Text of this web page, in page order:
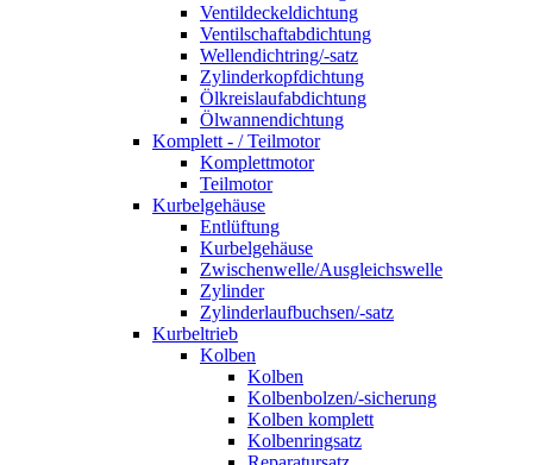
Ventildeckeldichtung
Ventilschaftabdichtung
Wellendichtring/-satz
Zylinderkopfdichtung
Ölkreislaufabdichtung
Ölwannendichtung
Komplett - / Teilmotor
Komplettmotor
Teilmotor
Kurbelgehäuse
Entlüftung
Kurbelgehäuse
Zwischenwelle/Ausgleichswelle
Zylinder
Zylinderlaufbuchsen/-satz
Kurbeltrieb
Kolben
Kolben
Kolbenbolzen/-sicherung
Kolben komplett
Kolbenringsatz